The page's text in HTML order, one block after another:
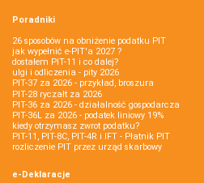
Poradniki
26 sposobów na obniżenie podatku PIT
jak wypełnić e-PIT'a 2027 ?
dostałem PIT-11 i co dalej?
ulgi i odliczenia - pity 2026
PIT-37 za 2026 - przykład, broszura
PIT-28 ryczałt za 2026
PIT-36 za 2026 - działalność gospodarcza
PIT-36L za 2026 - podatek liniowy 19%
kiedy otrzymasz zwrot podatku?
PIT-11, PIT-8C, PIT-4R i IFT - Płatnik PIT
rozliczenie PIT przez urząd skarbowy
e-Deklaracje